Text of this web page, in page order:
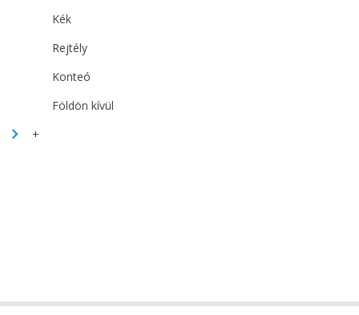
Kék
Rejtély
Konteó
Földön kívül
+